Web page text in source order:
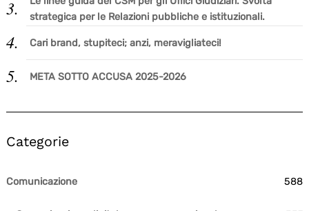
strategica per le Relazioni pubbliche e istituzionali.
Cari brand, stupiteci; anzi, meravigliateci!
META SOTTO ACCUSA 2025-2026
Categorie
Comunicazione 588